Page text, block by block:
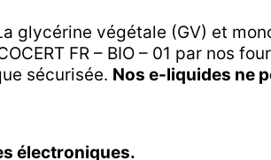
glycérine végétale (GV) et
FR – BIO – 01 par nos
sécurisée. Nos e-liquides ne
électroniques.